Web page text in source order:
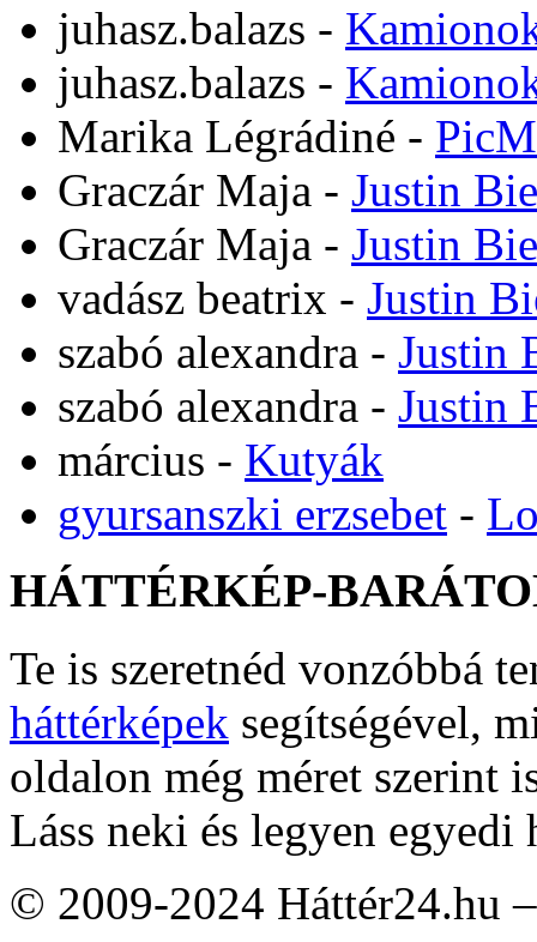
juhasz.balazs -
juhasz.balazs -
Marika Légrádiné -
Graczár Maja - Justin
Graczár Maja - Justin
vadász beatrix - Justin
szabó alexandra - Justin
szabó alexandra - Justin
március - Kutyák
gyursanszki erzsebet -
HÁTTÉRKÉP-
Te is szeretnéd vonzóbbá
háttérképek segítségével,
oldalon még méret szerint
Láss neki és legyen egyedi
© 2009-2024 Háttér24.hu